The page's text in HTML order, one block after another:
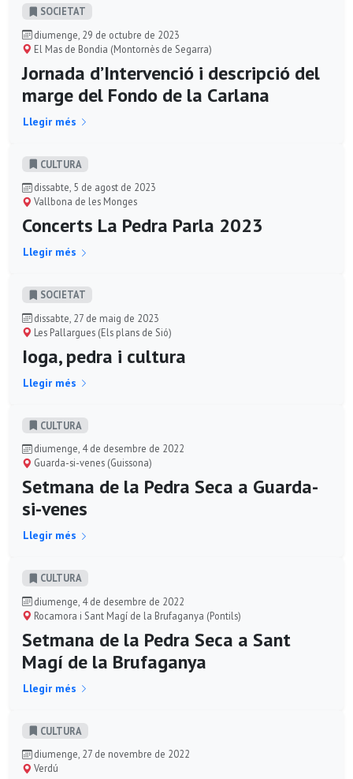
SOCIETAT
diumenge, 29 de octubre de 2023
El Mas de Bondia (Montornès de Segarra)
Jornada d’Intervenció i descripció del
marge del Fondo de la Carlana
Llegir més
CULTURA
dissabte, 5 de agost de 2023
Vallbona de les Monges
Concerts La Pedra Parla 2023
Llegir més
SOCIETAT
dissabte, 27 de maig de 2023
Les Pallargues (Els plans de Sió)
Ioga, pedra i cultura
Llegir més
CULTURA
diumenge, 4 de desembre de 2022
Guarda-si-venes (Guissona)
Setmana de la Pedra Seca a Guarda-
si-venes
Llegir més
CULTURA
diumenge, 4 de desembre de 2022
Rocamora i Sant Magí de la Brufaganya (Pontils)
Setmana de la Pedra Seca a Sant
Magí de la Brufaganya
Llegir més
CULTURA
diumenge, 27 de novembre de 2022
Verdú